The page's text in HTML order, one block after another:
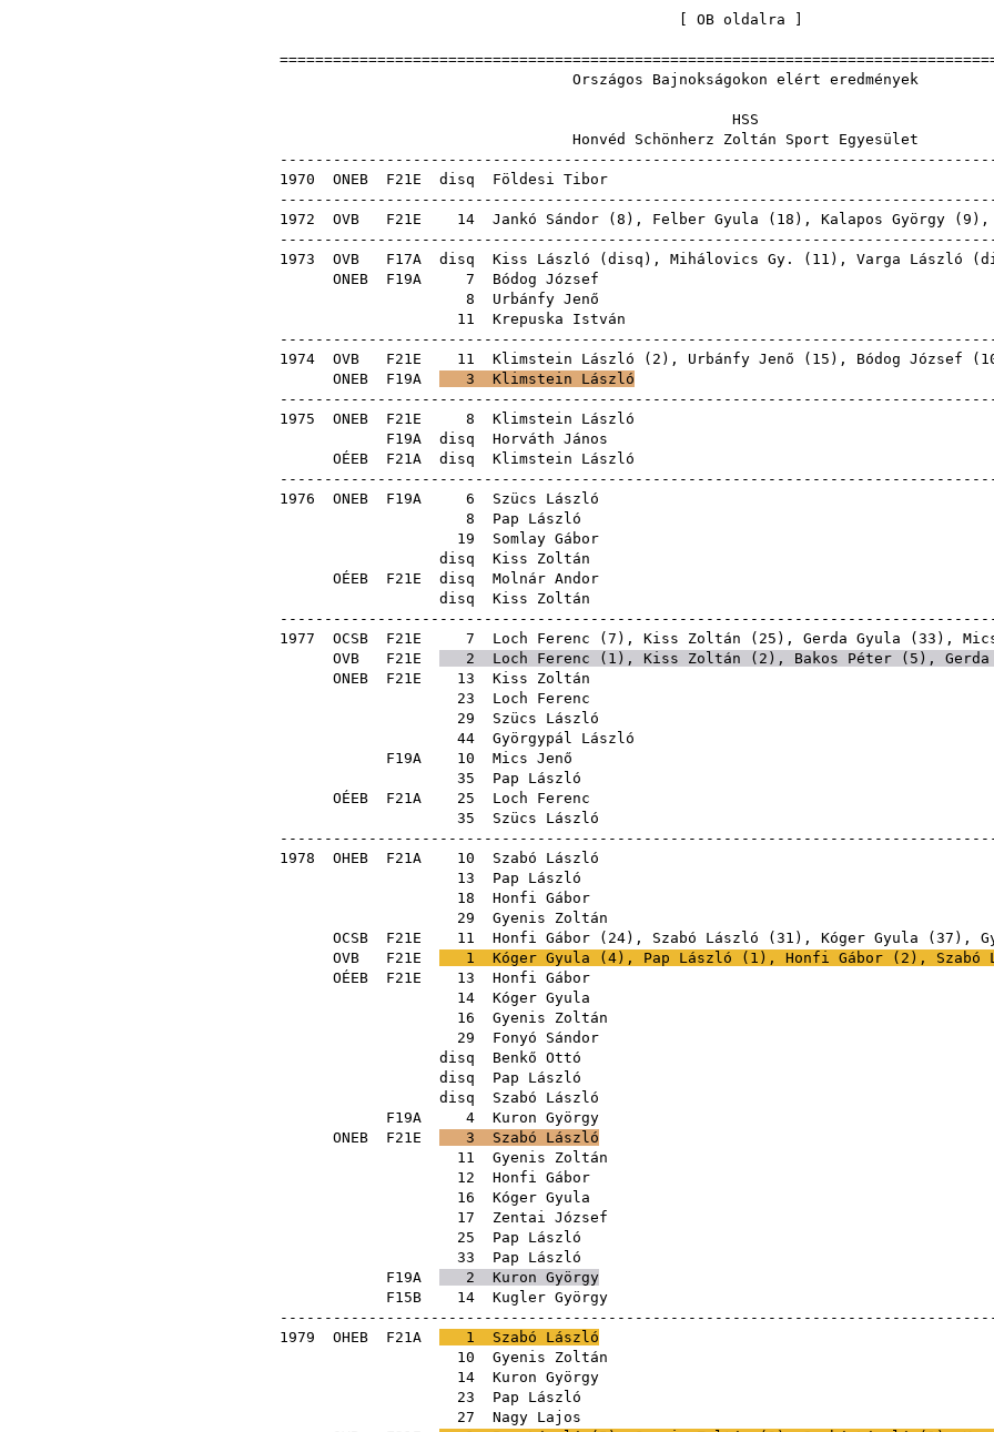
OB oldalra
Országos Bajnokságokon elért
Honvéd Schönherz Zoltán Sport
1970 ONEB F21E disq
Földesi Tibor
1972 OVB F21E 14 Jankó Sándor ( 8 ), Felber Gyula ( 18 ), Kalapos György ( 9 ),
1973 OVB F17A disq Kiss László ( disq ), Mihálovics Gy. ( 11 ), Varga László (
ONEB F19A 7
Bódog József
8
Urbánfy Jenő
11
Krepuska István
1974 OVB F21E 11 Klimstein László ( 2 ), Urbánfy Jenő ( 15 ), Bódog József (
ONEB F19A 3
Klimstein László
1975 ONEB F21E 8
Klimstein László
F19A disq
Horváth János
OÉEB F21A disq
Klimstein László
1976 ONEB F19A 6
Szücs László
8
Pap László
19
Somlay Gábor
disq
Kiss Zoltán
OÉEB F21E disq
Molnár Andor
disq
Kiss Zoltán
1977 OCSB F21E 7 Loch Ferenc ( 7 ), Kiss Zoltán ( 25 ), Gerda Gyula ( 33 ),
OVB F21E 2 Loch Ferenc ( 1 ), Kiss Zoltán ( 2 ), Bakos Péter ( 5 ),
ONEB F21E 13
Kiss Zoltán
23
Loch Ferenc
29
Szücs László
44
Györgypál László
F19A 10
Mics Jenő
35
Pap László
OÉEB F21A 25
Loch Ferenc
35
Szücs László
1978 OHEB F21A 10
Szabó László
13
Pap László
18
Honfi Gábor
29
Gyenis Zoltán
OCSB F21E 11 Honfi Gábor ( 24), Szabó László ( 31 ), Kóger Gyula ( 37 ),
OVB F21E 1 Kóger Gyula ( 4), Pap László ( 1 ), Honfi Gábor ( 2 ), Szabó
OÉEB F21E 13
Honfi Gábor
14
Kóger Gyula
16
Gyenis Zoltán
29
Fonyó Sándor
disq
Benkő Ottó
disq
Pap László
disq
Szabó László
F19A 4
Kuron György
ONEB F21E 3
Szabó László
11
Gyenis Zoltán
12
Honfi Gábor
16
Kóger Gyula
17
Zentai József
25
Pap László
33
Pap László
F19A
2
Kuron György
F15B 14
Kugler György
1979 OHEB F21A 1
Szabó László
10
Gyenis Zoltán
14
Kuron György
23
Pap László
27
Nagy Lajos